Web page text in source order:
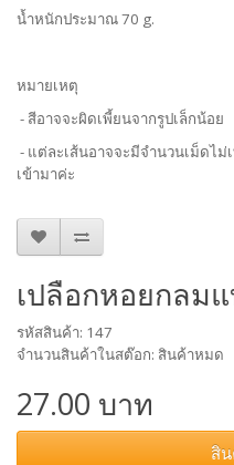
น้ำหนักประมาณ 70 g.
หมายเหตุ
- สีอาจจะผิดเพี้ยนจากรูปเล็กน้อย
- แต่ละเส้นอาจจะมีจำนวนเม็ดไ
เข้ามาค่ะ
เปลือกหอยกลม
รหัสสินค้า: 147
จำนวนสินค้าในสต๊อก: สินค้าหมด
27.00 บาท
สิ